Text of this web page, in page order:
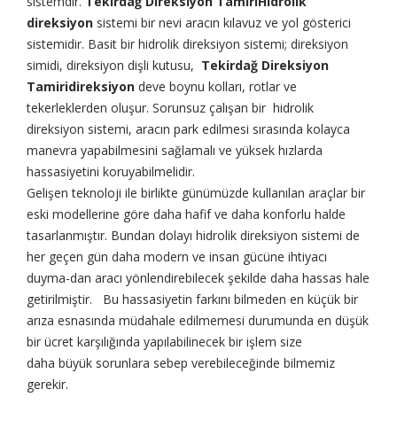
direksiyon sistemi bir nevi aracın kılavuz ve yol gösterici
sistemidir. Basit bir hidrolik direksiyon sistemi; direksiyon
simidi, direksiyon dişli kutusu, Tekirdağ Direksiyon
Tamiridireksiyon deve boynu kolları, rotlar ve
tekerleklerden oluşur. Sorunsuz çalışan bir hidrolik
direksiyon sistemi, aracın park edilmesi sırasında kolayca
manevra yapabilmesini sağlamalı ve yüksek hızlarda
hassasiyetini koruyabilmelidir.
Gelişen teknoloji ile birlikte günümüzde kullanılan araçlar bir
eski modellerine göre daha hafif ve daha konforlu halde
tasarlanmıştır. Bundan dolayı hidrolik direksiyon sistemi de
her geçen gün daha modern ve insan gücüne ihtiyacı
duyma-dan aracı yönlendirebilecek şekilde daha hassas hale
getirilmiştir. Bu hassasiyetin farkını bilmeden en küçük bir
arıza esnasında müdahale edilmemesi durumunda en düşük
bir ücret karşılığında yapılabilinecek bir işlem size
daha büyük sorunlara sebep verebileceğinde bilmemiz
gerekir.